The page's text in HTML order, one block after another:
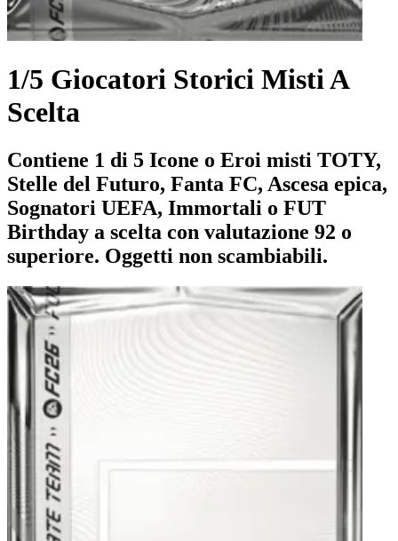
1/5 Giocatori Storici Misti A
Scelta
Contiene 1 di 5 Icone o Eroi misti TOTY,
Stelle del Futuro, Fanta FC, Ascesa epica,
Sognatori UEFA, Immortali o FUT
Birthday a scelta con valutazione 92 o
superiore. Oggetti non scambiabili.